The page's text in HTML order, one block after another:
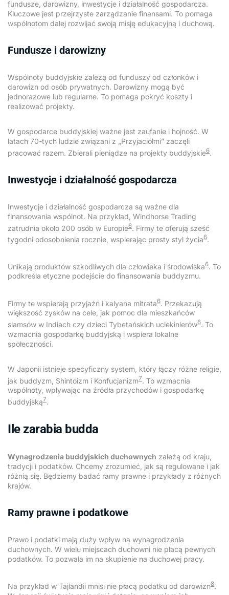
fundusze, darowizny, inwestycje i działalność gospodarcza.
Kluczowe jest przejrzyste zarządzanie finansami. To pomaga
wspólnotom dalej rozwijać swoją misję edukacyjną i duchową.
Fundusze i darowizny
Wspólnoty buddyjskie zależą od funduszy od członków i
darowizn od osób prywatnych. Darowizny mogą być
jednorazowe lub regularne. To pomaga pokryć koszty i
realizować projekty.
W gospodarce buddyjskiej ważne jest zaufanie i hojność. W
latach 70-tych ludzie związani z „Przyjaciółmi” zaczęli
pracować razem. Zbierali pieniądze na projekty buddyjskie6.
Inwestycje i działalność gospodarcza
Inwestycje i działalność gospodarcza są ważne dla
finansowania wspólnot. Na przykład, Windhorse Trading
zatrudnia około 200 osób w Europie6
. Firmy te oferują sześć
tygodni odosobnienia rocznie, wspierając prosty styl życia6.
Unikają produktów szkodliwych dla człowieka i środowiska6. To
podkreśla etyczne podejście do finansowania buddyzmu.
Firmy te wspierają przyjaźń i kalyana mitrata6
. Przekazują
większość zysków na cele, jak pomoc dla mieszkańców
slamsów w Indiach czy dzieci Tybetańskich uciekinierów6. To
wzmacnia gospodarkę buddyjską i wspiera lokalne
społeczności.
W Japonii istnieje specyficzny system, który łączy różne religie,
jak buddyzm, Shintoizm i Konfucjanizm7. To wzmacnia
wspólnoty, wpływając na źródła przychodów i gospodarkę
buddyjską7.
Ile zarabia budda
Wynagrodzenia buddyjskich duchownych zależą od kraju,
tradycji i podatków. Chcemy zrozumieć, jak są regulowane i jak
różnią się. Będziemy badać ramy prawne i przykłady z różnych
krajów.
Ramy prawne i podatkowe
Prawo i podatki mają duży wpływ na wynagrodzenia
duchownych. W wielu miejscach duchowni nie płacą pewnych
podatków. To pozwala im na skupienie na duchowej pracy.
Na przykład w Tajlandii mnisi nie płacą podatku od darowizn8.